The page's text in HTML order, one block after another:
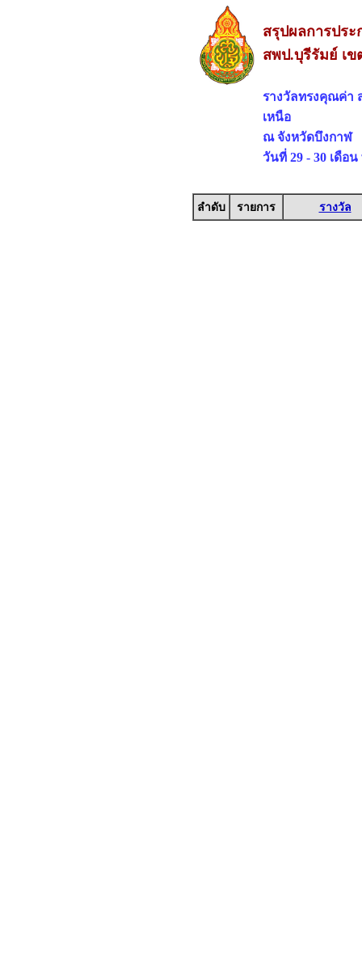
สรุปผลการปร
สพป.บุรีรัมย์ เข
รางวัลทรงคุณค่า
เหนือ
ณ จังหวัดบึงกาฬ
วันที่ 29 - 30 เดือ
ลำดับ รายการ รางวัล